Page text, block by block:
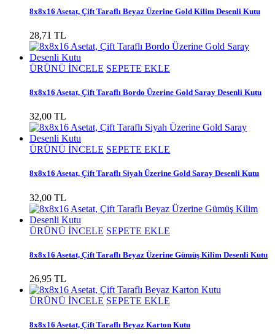
8x8x16 Asetat, Çift Taraflı Beyaz Üzerine Gold Kilim Desenli Kutu
28,71 TL
ÜRÜNÜ İNCELE SEPETE EKLE
8x8x16 Asetat, Çift Taraflı Bordo Üzerine Gold Saray Desenli Kutu
32,00 TL
ÜRÜNÜ İNCELE SEPETE EKLE
8x8x16 Asetat, Çift Taraflı Siyah Üzerine Gold Saray Desenli Kutu
32,00 TL
ÜRÜNÜ İNCELE SEPETE EKLE
8x8x16 Asetat, Çift Taraflı Beyaz Üzerine Gümüş Kilim Desenli Kutu
26,95 TL
ÜRÜNÜ İNCELE SEPETE EKLE
8x8x16 Asetat, Çift Taraflı Beyaz Karton Kutu